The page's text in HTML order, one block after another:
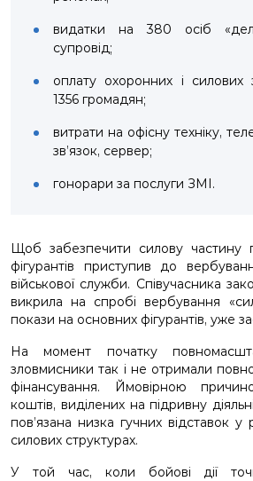
видатки на 380 осіб
супровід;
оплату охоронних і силових
1356 громадян;
витрати на офісну техніку,
зв’язок, сервер;
гонорари за послуги ЗМІ.
Щоб забезпечити силову частину
фігурантів приступив до
військової служби. Співучасника
викрила на спробі вербування
покази на основних фігурантів, уже
На момент початку
зловмисники так і не отримали
фінансування. Ймовірною
коштів, виділених на підривну
пов’язана низка гучних відставок у
силових структурах.
У той час, коли бойові дії